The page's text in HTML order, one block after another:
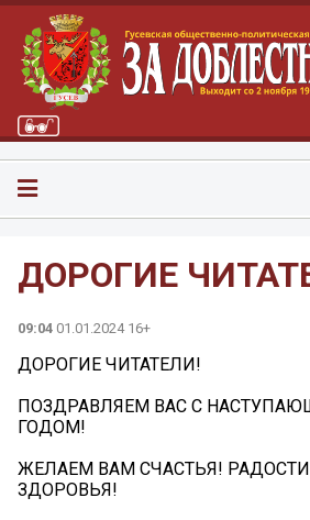
ДОРОГИЕ
09:04 01.01.2024 16+
ДОРОГИЕ ЧИТАТЕЛИ!
ПОЗДРАВЛЯЕМ ВАС С
ГОДОМ!
ЖЕЛАЕМ ВАМ СЧАСТЬЯ!
ЗДОРОВЬЯ!